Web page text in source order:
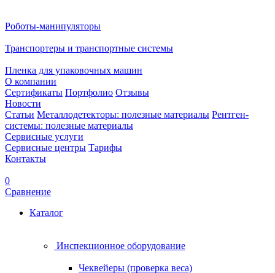
Роботы-манипуляторы
Транспортеры и транспортные системы
Пленка для упаковочных машин
О компании
Сертификаты Портфолио Отзывы
Новости
Статьи Металлодетекторы: полезные материалы Рентген-
системы: полезные материалы
Сервисные услуги
Сервисные центры Тарифы
Контакты
0
Сравнение
Каталог
Инспекционное оборудование
Чеквейеры (проверка веса)